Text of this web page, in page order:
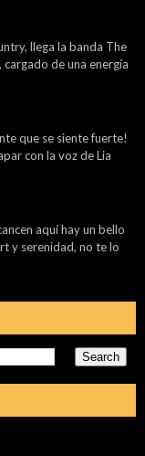
llega la banda The
de una energía
que se siente fuerte!
con la voz de Lia
aquí hay un bello
y serenidad, no te lo